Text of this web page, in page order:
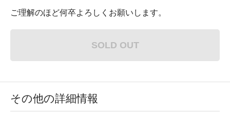
ご理解のほど何卒よろしくお願いします。
SOLD OUT
その他の詳細情報